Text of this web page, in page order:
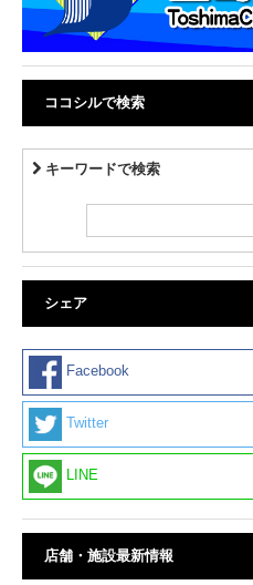
ココシルで検索
キーワードで検索
シェア
Facebook
Twitter
LINE
店舗・施設最新情報